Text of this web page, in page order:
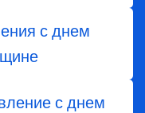
с днем
с днем